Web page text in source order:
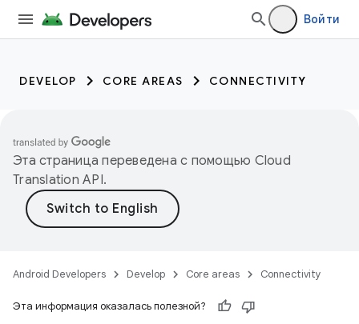
Войти
DEVELOP CORE AREAS CONNECTIVITY
Эта страница переведена с помощью Cloud
Translation API.
Android Developers Develop Core areas Connectivity
Эта информация оказалась полезной?